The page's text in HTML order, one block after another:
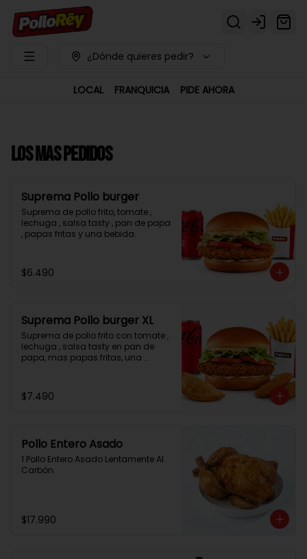
Login
¿Dónde quieres pedir?
LOCAL FRANQUICIA PIDE AHORA
LOS MAS PEDIDOS
Suprema Pollo burger
Suprema de pollo frito, tomate ,
lechuga , salsa tasty , pan de papa
, papas fritas y una bebida.
$6.490
Suprema Pollo burger XL
Suprema de pollo frito con tomate ,
lechuga , salsa tasty en pan de
papa, mas papas fritas, una
$7.490
Pollo Entero Asado
1 Pollo Entero Asado Lentamente Al
Carbón.
$17.990